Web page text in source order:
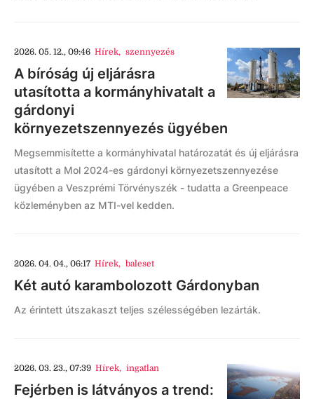
2026. 05. 12., 09:46 Hírek, szennyezés
A bíróság új eljárásra
utasította a kormányhivatalt a
gárdonyi
környezetszennyezés ügyében
Megsemmisítette a kormányhivatal határozatát és új eljárásra
utasított a Mol 2024-es gárdonyi környezetszennyezése
ügyében a Veszprémi Törvényszék - tudatta a Greenpeace
közleményben az MTI-vel kedden.
2026. 04. 04., 06:17 Hírek, baleset
Két autó karambolozott Gárdonyban
Az érintett útszakaszt teljes szélességében lezárták.
2026. 03. 23., 07:39 Hírek, ingatlan
Fejérben is látványos a trend: